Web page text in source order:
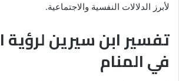
لأبرز الدلالات النفسية والاجتماعية.
تفسير ابن سيرين لرؤية
في المنام